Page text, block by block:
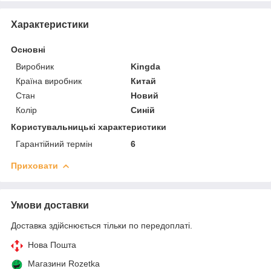
Характеристики
Основні
Виробник
Kingda
Країна виробник
Китай
Стан
Новий
Колір
Синій
Користувальницькі характеристики
Гарантійний термін
6
Приховати
Умови доставки
Доставка здійснюється тільки по передоплаті.
Нова Пошта
Магазини Rozetka